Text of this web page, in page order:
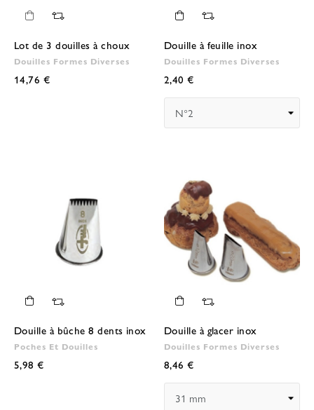
Lot de 3 douilles à choux
Douilles Formes Diverses
14,76 €
Douille à feuille inox
Douilles Formes Diverses
2,40 €
Douille à bûche 8 dents inox
Poches Et Douilles
5,98 €
Douille à glacer inox
Douilles Formes Diverses
8,46 €